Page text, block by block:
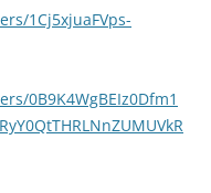
1Cj5xjuaFVps-
0B9K4WgBEIz0Dfm1